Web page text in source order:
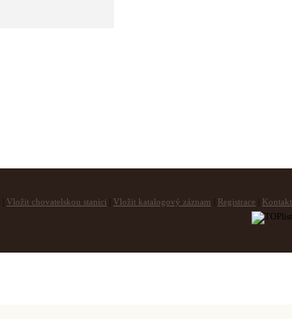
Vložit chovatelskou stanici Vložit katalogový záznam Registrace Kontakt